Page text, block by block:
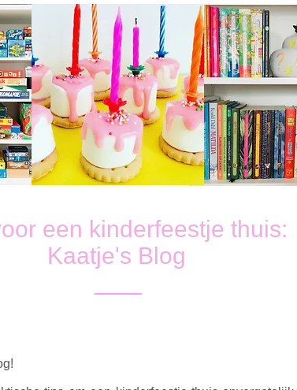
een kinderfeestje thuis:
Kaatje's Blog